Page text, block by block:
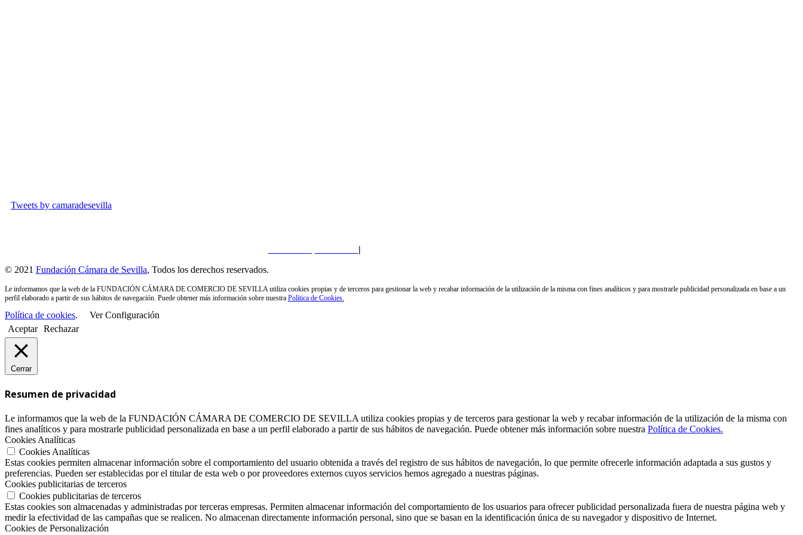
Tweets by camaradesevilla
|
© 2021 Fundación Cámara de Sevilla, Todos los derechos reservados.
Le informamos que la web de la FUNDACIÓN CÁMARA DE COMERCIO DE SEVILLA utiliza cookies propias y de terceros para gestionar la web y recabar información de la utilización de la misma con fines analíticos y para mostrarle publicidad personalizada en base a un
perfil elaborado a partir de sus hábitos de navegación. Puede obtener más información sobre nuestra Política de Cookies.
Política de cookies.
Ver Configuración
Aceptar Rechazar
Cerrar
Resumen de privacidad
Le informamos que la web de la FUNDACIÓN CÁMARA DE COMERCIO DE SEVILLA utiliza cookies propias y de terceros para gestionar la web y recabar información de la utilización de la misma con
fines analíticos y para mostrarle publicidad personalizada en base a un perfil elaborado a partir de sus hábitos de navegación. Puede obtener más información sobre nuestra Política de Cookies.
Cookies Analíticas
Cookies Analíticas
Estas cookies permiten almacenar información sobre el comportamiento del usuario obtenida a través del registro de sus hábitos de navegación, lo que permite ofrecerle información adaptada a sus gustos y
preferencias. Pueden ser establecidas por el titular de esta web o por proveedores externos cuyos servicios hemos agregado a nuestras páginas.
Cookies publicitarias de terceros
Cookies publicitarias de terceros
Estas cookies son almacenadas y administradas por terceras empresas. Permiten almacenar información del comportamiento de los usuarios para ofrecer publicidad personalizada fuera de nuestra página web y
medir la efectividad de las campañas que se realicen. No almacenan directamente información personal, sino que se basan en la identificación única de su navegador y dispositivo de Internet.
Cookies de Personalización